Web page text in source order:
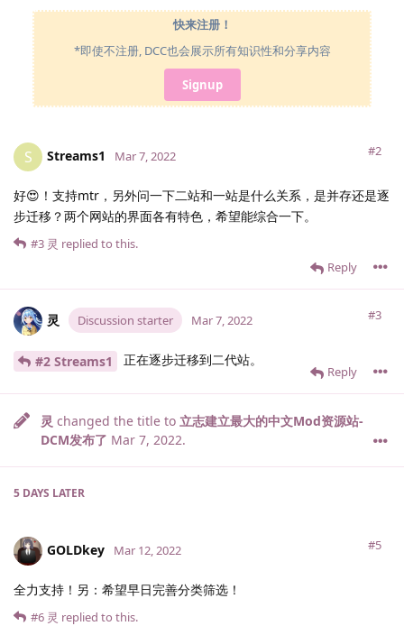
快来注册！
*即使不注册, DCC也会展示所有知识性和分享内容
Signup
S Streams1 #2
Mar 7, 2022
好😍！支持mtr，另外问一下二站和一站是什么关系，是并存还是逐
步迁移？两个网站的界面各有特色，希望能综合一下。
Reply
#3 灵 replied to this.
灵 Discussion starter #3
Mar 7, 2022
#2 Streams1 正在逐步迁移到二代站。
Reply
灵 changed the title to 立志建立最大的中文Mod资源站-
DCM发布了 Mar 7, 2022.
5 DAYS LATER
GOLDkey #5
Mar 12, 2022
全力支持！另：希望早日完善分类筛选！
#6 灵 replied to this.